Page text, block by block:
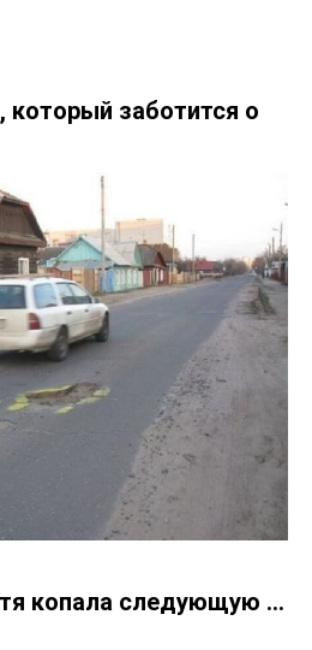
который заботится о
копала следующую …